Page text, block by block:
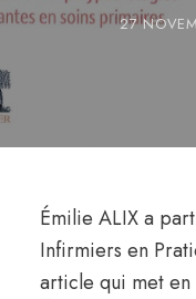
27
Émilie ALIX a
Infirmiers en
article qui met en